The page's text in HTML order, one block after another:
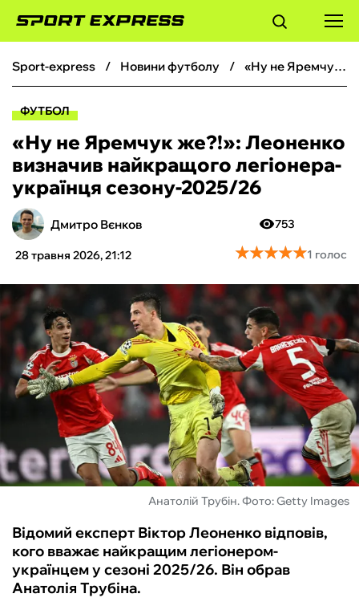
ФУТБОЛ
БОКС
ХОКЕЙ
ТЕНІС
КІБЕРСПОРТ
ЧС-2026
ФУТЗАЛ
БУКМЕКЕРИ
sport-express новини футболу «Ну не Яремчук же?!»: Леоненко визначив найкращого легіонера-українця сезону-2025/26
ФУТБОЛ
«Ну не Яремчук же?!»: Леоненко
визначив найкращого легіонера-
українця сезону-2025/26
Дмитро Вєнков
28 травня 2026, 21:12
753
★★★★★
★★★★★1 голос
Анатолій Трубін. Фото: Getty Images
Відомий експерт Віктор Леоненко відповів,
кого вважає найкращим легіонером-
українцем у сезоні 2025/26. Він обрав
Анатолія Трубіна.